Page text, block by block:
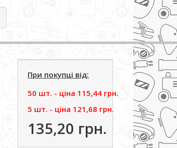
При покупці від:
50 шт. - цiна 115,44 грн.
5 шт. - цiна 121,68 грн.
135,20 грн.